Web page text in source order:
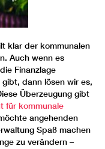
klar der kommunalen
Auch wenn es
Finanzlage
dann lösen wir es,
Überzeugung gibt
für kommunale
angehenden
Spaß machen
zu verändern –